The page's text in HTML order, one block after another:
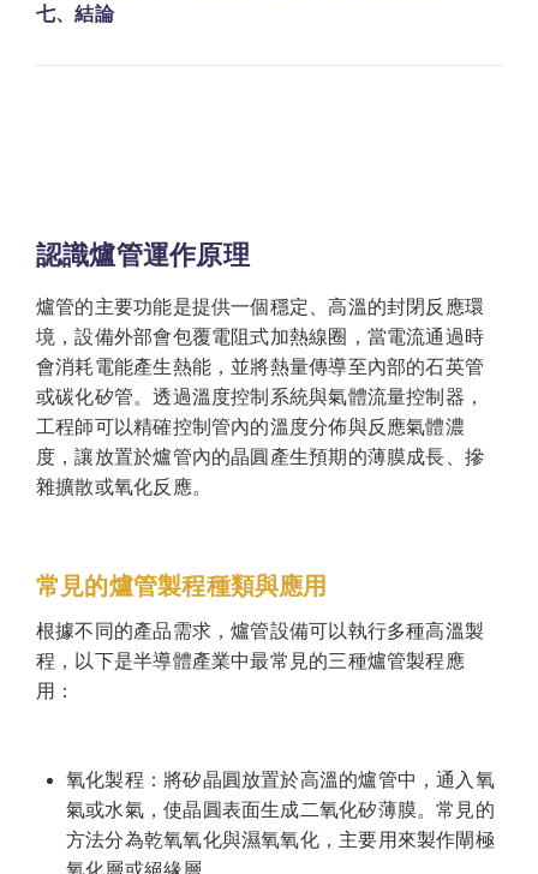
七、結論
認識爐管運作原理
爐管的主要功能是提供一個穩定、高溫的封閉反應環
境，設備外部會包覆電阻式加熱線圈，當電流通過時
會消耗電能產生熱能，並將熱量傳導至內部的石英管
或碳化矽管。透過溫度控制系統與氣體流量控制器，
工程師可以精確控制管內的溫度分佈與反應氣體濃
度，讓放置於爐管內的晶圓產生預期的薄膜成長、摻
雜擴散或氧化反應。
常見的爐管製程種類與應用
根據不同的產品需求，爐管設備可以執行多種高溫製
程，以下是半導體產業中最常見的三種爐管製程應
用：
氧化製程：將矽晶圓放置於高溫的爐管中，通入氧
氣或水氣，使晶圓表面生成二氧化矽薄膜。常見的
方法分為乾氧氧化與濕氧氧化，主要用來製作閘極